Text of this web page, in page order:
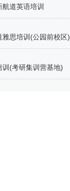
道英语培训
雅思培训(公园前校区)
(考研集训营基地)